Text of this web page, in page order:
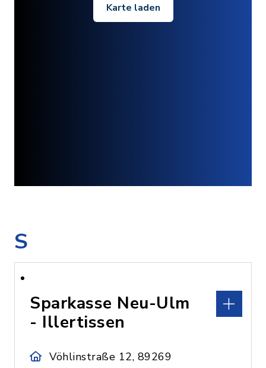
Karte laden
S
Sparkasse Neu-Ulm
- Illertissen
Vöhlinstraße 12, 89269